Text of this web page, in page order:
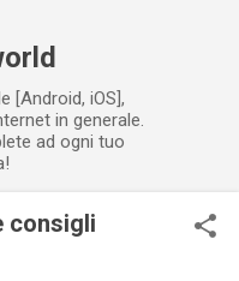
[Android, iOS],
in generale.
ad ogni tuo
consigli